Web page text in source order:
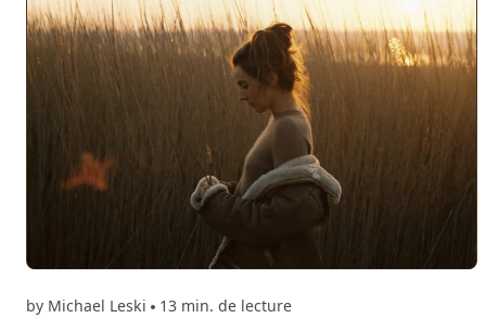
by Michael Leski 13 min. de lecture